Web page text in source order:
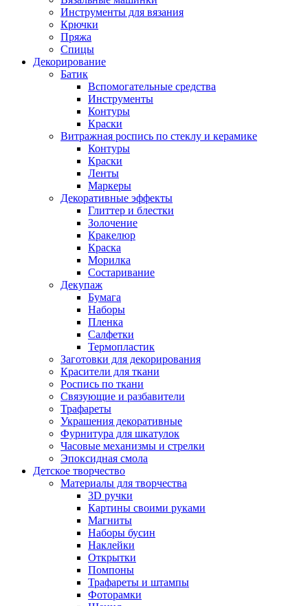
Инструменты для вязания
Крючки
Пряжа
Спицы
Декорирование
Батик
Вспомогательные средства
Инструменты
Контуры
Краски
Витражная роспись по стеклу и керамике
Контуры
Краски
Ленты
Маркеры
Декоративные эффекты
Глиттер и блестки
Золочение
Кракелюр
Краска
Морилка
Состаривание
Декупаж
Бумага
Наборы
Пленка
Салфетки
Термопластик
Заготовки для декорирования
Красители для ткани
Роспись по ткани
Связующие и разбавители
Трафареты
Украшения декоративные
Фурнитура для шкатулок
Часовые механизмы и стрелки
Эпоксидная смола
Детское творчество
Материалы для творчества
3D ручки
Картины своими руками
Магниты
Наборы бусин
Наклейки
Открытки
Помпоны
Трафареты и штампы
Фоторамки